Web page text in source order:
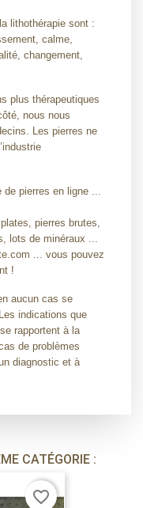
lithothérapie sont :
calme,
changement,
plus thérapeutiques
nous nous
Les pierres ne
de pierres en ligne ...
pierres brutes,
lots de minéraux ...
... vous pouvez
!
aucun cas se
indications que
rapportent à la
de problèmes
diagnostic et à
CATÉGORIE :
favorite_border